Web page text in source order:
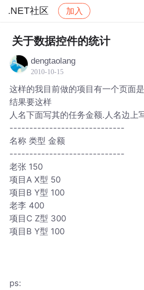
.NET社区 加入
社区 .NET社区 帖子详情
关于数据控件的统计
dengtaolang
2010-10-15
这样的我目前做的项目有一个页面
结果要这样
人名下面写其的任务金额.人名边上
-----------------------------
名称 类型 金额
-----------------------------
老张 150
项目A X型 50
项目B Y型 100
老李 400
项目C Z型 300
项目B Y型 100
ps: